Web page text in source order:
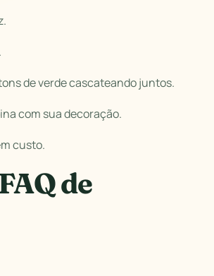
de verde cascateando juntos.
com sua decoração.
custo.
de